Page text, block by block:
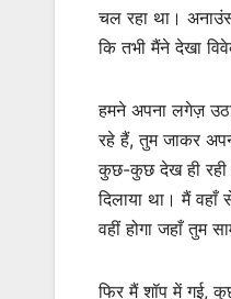
चल रहा था।
कि तभी मैंने देखा
हमने अपना लगेज़
रहे हैं, तुम जाकर
कुछ-कुछ देख ही रही
दिलाया था। मैं
वहीं होगा जहाँ तुम
फिर मैं शॉप में गई,